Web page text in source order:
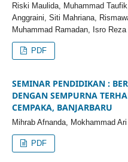
Riski Maulida, Muhammad
Anggraini, Siti Mahriana,
Muhammad Ramadan, Isro
PDF
SEMINAR PENDIDIKAN :
DENGAN SEMPURNA
CEMPAKA, BANJARBARU
Mihrab Afnanda, Mokhammad
PDF